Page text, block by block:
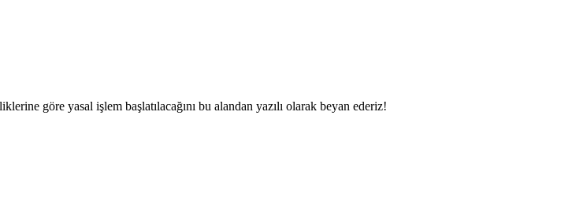
göre yasal işlem başlatılacağını bu alandan yazılı olarak beyan ederiz!